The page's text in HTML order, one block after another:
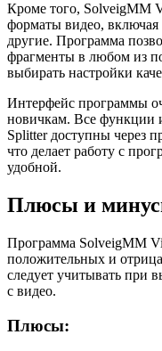
Кроме того, SolveigMM
форматы видео,
другие. Программа
фрагменты в любом из
выбирать настройки
Интерфейс программы
новичкам. Все функции
Splitter доступны через
что делает работу с
удобной.
Плюсы и
Программа SolveigMM
положительных и
следует учитывать при
с видео.
Плюсы: